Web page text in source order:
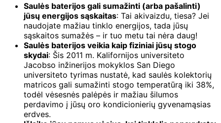
Saulės baterijos gali sumažinti (arba pašalinti)
jūsų energijos sąskaitas: Tai akivaizdu, tiesa? Jei
naudojate mažiau tinklo energijos, tada jūsų
sąskaitos sumažės – ir tuo metu tai nėra daug!
Saulės baterijos veikia kaip fiziniai jūsų stogo
skydai: Šis 2011 m. Kalifornijos universiteto
Jacobso inžinerijos mokyklos San Diego
universiteto tyrimas nustatė, kad saulės kolektorių
matricos gali sumažinti stogo temperatūrą iki 38%,
todėl vėsesnės palėpės ir mažiau šilumos
perdavimo į jūsų oro kondicionierių gyvenamąsias
erdves.